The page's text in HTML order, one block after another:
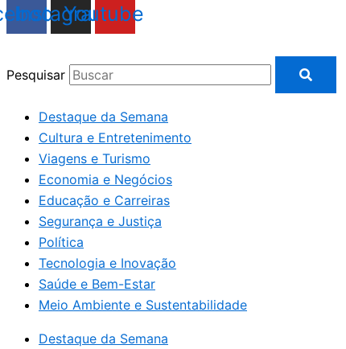
Instagram
Youtube
Pesquisar
Destaque da Semana
Cultura e Entretenimento
Viagens e Turismo
Economia e Negócios
Educação e Carreiras
Segurança e Justiça
Política
Tecnologia e Inovação
Saúde e Bem-Estar
Meio Ambiente e Sustentabilidade
Destaque da Semana